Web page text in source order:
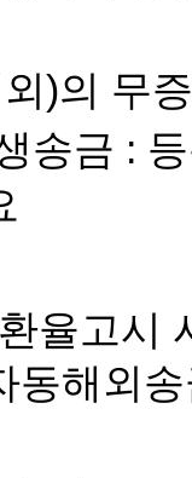
)의 무
송금 :
율고시
동해외